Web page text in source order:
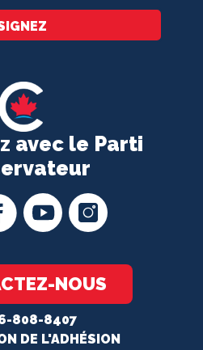
avec le Parti
NOUS
808-8407
DE L'ADHÉSION